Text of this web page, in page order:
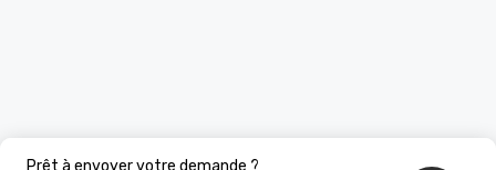
Prêt à envoyer votre demande ?